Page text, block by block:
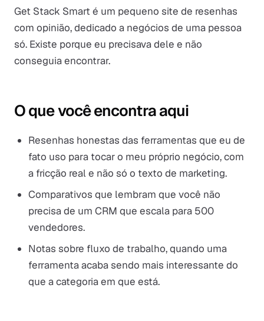
Get Stack Smart é um pequeno site de resenhas
com opinião, dedicado a negócios de uma pessoa
só. Existe porque eu precisava dele e não
conseguia encontrar.
O que você encontra aqui
Resenhas honestas das ferramentas que eu de
fato uso para tocar o meu próprio negócio, com
a fricção real e não só o texto de marketing.
Comparativos que lembram que você não
precisa de um CRM que escala para 500
vendedores.
Notas sobre fluxo de trabalho, quando uma
ferramenta acaba sendo mais interessante do
que a categoria em que está.